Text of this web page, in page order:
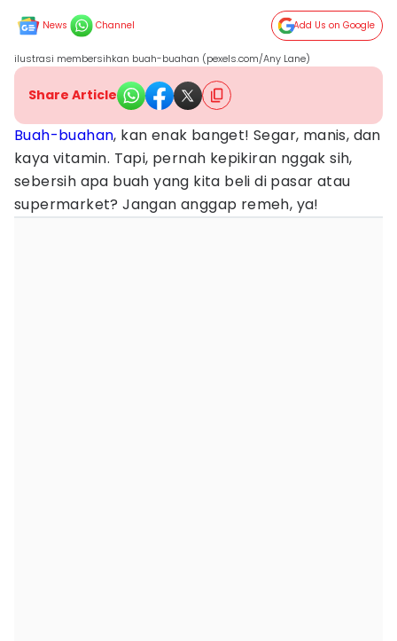
News Channel Add Us on Google
ilustrasi membersihkan buah-buahan (pexels.com/Any Lane)
Share Article
Buah-buahan, kan enak banget! Segar, manis, dan
kaya vitamin. Tapi, pernah kepikiran nggak sih,
sebersih apa buah yang kita beli di pasar atau
supermarket? Jangan anggap remeh, ya!